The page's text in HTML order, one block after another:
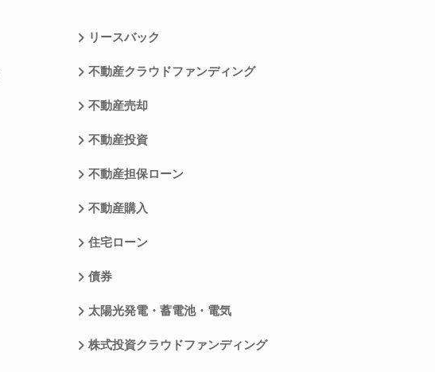
リースバック
不動産クラウドファンディング
不動産売却
不動産投資
不動産担保ローン
不動産購入
住宅ローン
債券
太陽光発電・蓄電池・電気
株式投資クラウドファンディング